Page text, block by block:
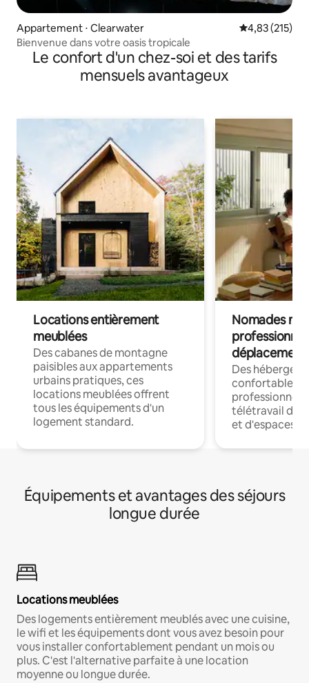
Appartement ⋅ Clearwater Évaluation
4,83 (215)
Bienvenue dans votre oasis tropicale
Le confort d'un chez-soi et des tarifs
mensuels avantageux
Locations entièrement
meublées
Des cabanes de montagne
paisibles aux appartements
urbains pratiques, ces
locations meublées offrent
tous les équipements d'un
logement standard.
Nomades
déplacement
Des
confortables
professionnels
télétravail
et d'espaces
Équipements et avantages des séjours
longue durée
Locations meublées
Des logements entièrement meublés avec une cuisine,
le wifi et les équipements dont vous avez besoin pour
vous installer confortablement pendant un mois ou
plus. C'est l'alternative parfaite à une location
moyenne ou longue durée.